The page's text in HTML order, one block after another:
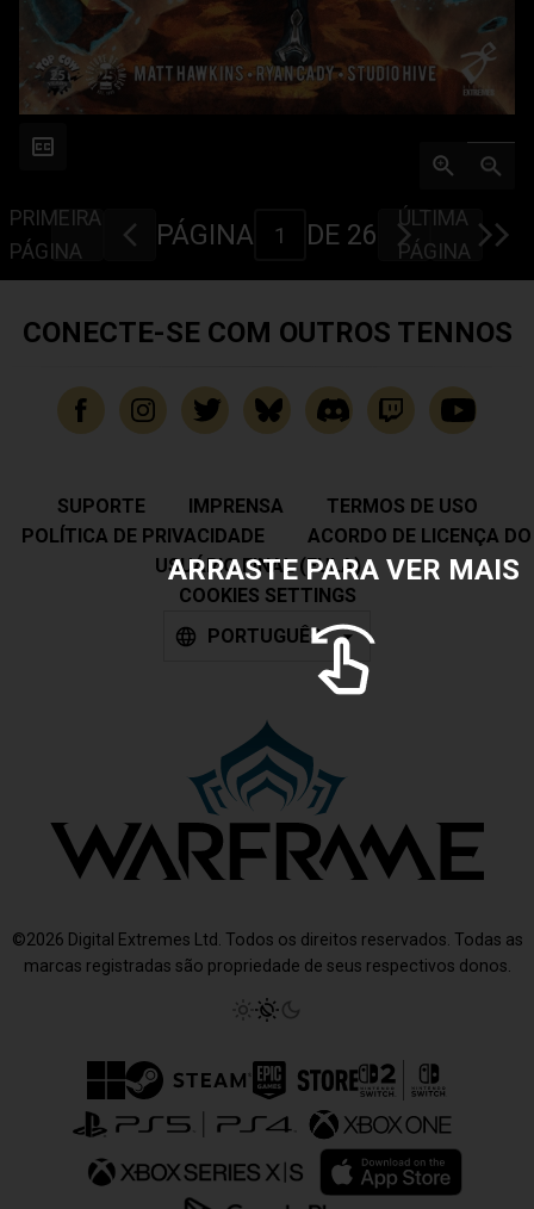
PRIMEIRA
PÁGINA
PÁGINA DE 26
ÚLTIMA
PÁGINA
ARRASTE PARA VER MAIS
CONECTE-SE COM OUTROS TENNOS
SUPORTE IMPRENSA
TERMOS DE USO
POLÍTICA DE PRIVACIDADE
ACORDO DE LICENÇA DO
USUÁRIO FINAL (EULA)
COOKIES SETTINGS
PORTUGUÊS
©2026 Digital Extremes Ltd. Todos os direitos reservados. Todas as
marcas registradas são propriedade de seus respectivos donos.